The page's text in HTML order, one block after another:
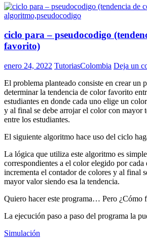
algoritmo,pseudocodigo
ciclo para – pseudocodigo
favorito)
enero 24, 2022 TutoriasColombia Deja un
El problema planteado consiste en crear un
determinar la tendencia de color favorito
estudiantes en donde cada uno elige un
y al final se debe arrojar el color con mayor
entre los estudiantes.
El siguiente algoritmo hace uso del ciclo
La lógica que utiliza este algoritmo es
correspondientes a el color elegido por cada
incrementa el contador de colores y al final
mayor valor siendo esa la tendencia.
Quiero hacer este programa… Pero ¿Cómo
La ejecución paso a paso del programa la
Simulación